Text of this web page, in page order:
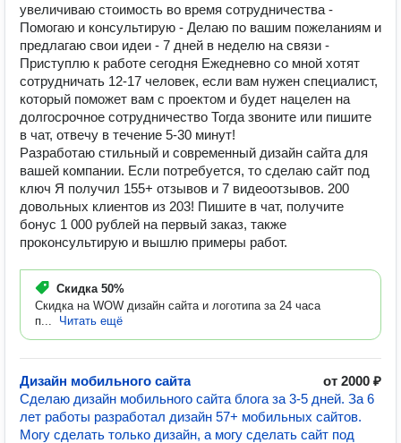
увеличиваю стоимость во время сотрудничества -
Помогаю и консультирую - Делаю по вашим пожеланиям и
предлагаю свои идеи - 7 дней в неделю на связи -
Приступлю к работе сегодня Ежедневно со мной хотят
сотрудничать 12-17 человек, если вам нужен специалист,
который поможет вам с проектом и будет нацелен на
долгосрочное сотрудничество Тогда звоните или пишите
в чат, отвечу в течение 5-30 минут!
Разработаю стильный и современный дизайн сайта для
вашей компании. Если потребуется, то сделаю сайт под
ключ Я получил 155+ отзывов и 7 видеоотзывов. 200
довольных клиентов из 203! Пишите в чат, получите
бонус 1 000 рублей на первый заказ, также
проконсультирую и вышлю примеры работ.
Скидка 50%
Скидка на WOW дизайн сайта и логотипа за 24 часа
п...
Читать ещё
Дизайн мобильного сайта
от 2000 ₽
Сделаю дизайн мобильного сайта блога за 3-5 дней. За 6
лет работы разработал дизайн 57+ мобильных сайтов.
Могу сделать только дизайн, а могу сделать сайт под